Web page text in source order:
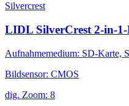
Silvercrest
LIDL SilverCrest 2-in-
Aufnahmemedium: SD-Karte,
Bildsensor: CMOS
dig. Zoom: 8